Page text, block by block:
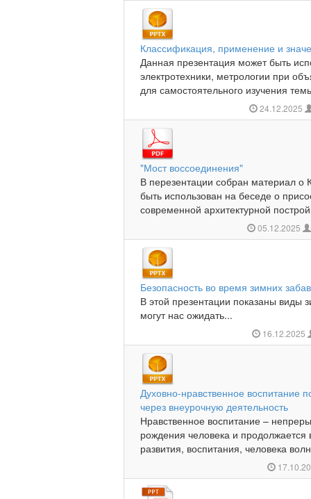
Классификация, применение и
Данная презентация может быть
электротехники, метрологии при
для самостоятельного изучения
24.12.2025
"Мост воссоединения"
В перезентации собран материал
быть использован на беседе о
современной архитектурной
05.12.2025
Безопасность во время зимних забав
В этой презентации показаны виды
могут нас ожидать...
16.12.2025
Духовно-нравственное воспитание
через внеурочную деятельность
Нравственное воспитание –
рождения человека и
развития, воспитания, человека